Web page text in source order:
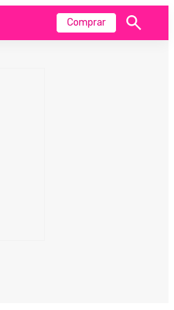
Comprar
Mostrar